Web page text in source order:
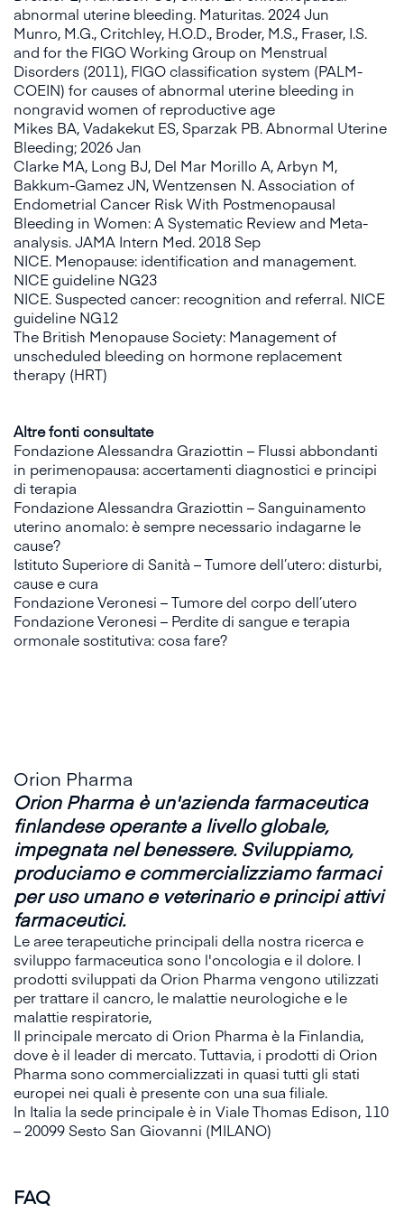
abnormal uterine bleeding. Maturitas. 2024 Jun
Munro, M.G., Critchley, H.O.D., Broder, M.S., Fraser, I.S.
and for the FIGO Working Group on Menstrual
Disorders (2011), FIGO classification system (PALM-
COEIN) for causes of abnormal uterine bleeding in
nongravid women of reproductive age
Mikes BA, Vadakekut ES, Sparzak PB. Abnormal Uterine
Bleeding; 2026 Jan
Clarke MA, Long BJ, Del Mar Morillo A, Arbyn M,
Bakkum-Gamez JN, Wentzensen N. Association of
Endometrial Cancer Risk With Postmenopausal
Bleeding in Women: A Systematic Review and Meta-
analysis. JAMA Intern Med. 2018 Sep
NICE. Menopause: identification and management.
NICE guideline NG23
NICE. Suspected cancer: recognition and referral. NICE
guideline NG12
The British Menopause Society: Management of
unscheduled bleeding on hormone replacement
therapy (HRT)
Altre fonti consultate
Fondazione Alessandra Graziottin – Flussi abbondanti
in perimenopausa: accertamenti diagnostici e principi
di terapia
Fondazione Alessandra Graziottin – Sanguinamento
uterino anomalo: è sempre necessario indagarne le
cause?
Istituto Superiore di Sanità – Tumore dell’utero: disturbi,
cause e cura
Fondazione Veronesi – Tumore del corpo dell’utero
Fondazione Veronesi – Perdite di sangue e terapia
ormonale sostitutiva: cosa fare?
Orion Pharma
Orion Pharma è un'azienda farmaceutica
finlandese operante a livello globale,
impegnata nel benessere. Sviluppiamo,
produciamo e commercializziamo farmaci
per uso umano e veterinario e principi attivi
farmaceutici.
Le aree terapeutiche principali della nostra ricerca e
sviluppo farmaceutica sono l'oncologia e il dolore. I
prodotti sviluppati da Orion Pharma vengono utilizzati
per trattare il cancro, le malattie neurologiche e le
malattie respiratorie,
Il principale mercato di Orion Pharma è la Finlandia,
dove è il leader di mercato. Tuttavia, i prodotti di Orion
Pharma sono commercializzati in quasi tutti gli stati
europei nei quali è presente con una sua filiale.
In Italia la sede principale è in Viale Thomas Edison, 110
– 20099 Sesto San Giovanni (MILANO)
FAQ